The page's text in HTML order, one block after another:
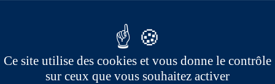
centralisé
Existe aussi en version
électrique
Ce site utilise des cookies et vous donne le contrôle
sur ceux que vous souhaitez activer